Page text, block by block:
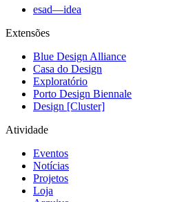
esad—idea
Extensões
Blue Design Alliance
Casa do Design
Exploratório
Porto Design Biennale
Design [Cluster]
Atividade
Eventos
Notícias
Projetos
Loja